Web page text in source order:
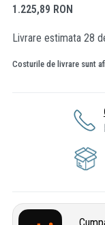
1.225,89 RON
Livrare estimata 28
Costurile de livrare sunt